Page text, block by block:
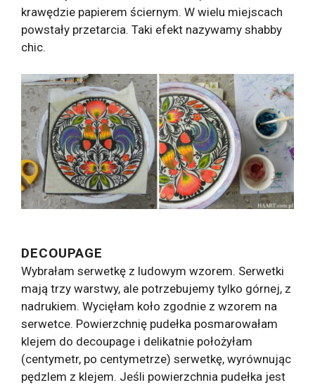
krawędzie papierem ściernym. W wielu miejscach
powstały przetarcia. Taki efekt nazywamy shabby
chic.
DECOUPAGE
Wybrałam serwetkę z ludowym wzorem. Serwetki
mają trzy warstwy, ale potrzebujemy tylko górnej, z
nadrukiem. Wycięłam koło zgodnie z wzorem na
serwetce. Powierzchnię pudełka posmarowałam
klejem do decoupage i delikatnie położyłam
(centymetr, po centymetrze) serwetkę, wyrównując
pędzlem z klejem. Jeśli powierzchnia pudełka jest